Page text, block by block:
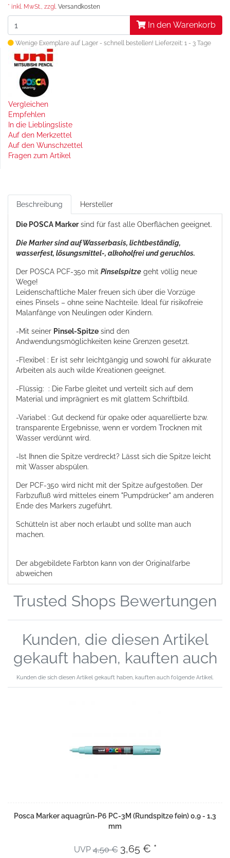
* inkl. MwSt., zzgl. Versandkosten
In den Warenkorb
Wenige Exemplare auf Lager - schnell bestellen! Lieferzeit: 1 - 3 Tage
Vergleichen
Empfehlen
In die Lieblingsliste
Auf den Merkzettel
Auf den Wunschzettel
Fragen zum Artikel
Beschreibung Hersteller
Die POSCA Markersind für fast alle Oberflächen geeignet.
Die Marker sind auf Wasserbasis, lichtbeständig,
wasserfest, lösungsmittel-, alkoholfrei und geruchlos.
Der POSCA PCF-350 mit Pinselspitze geht völlig neue
Wege!
Leidenschaftliche Maler freuen sich über die Vorzüge
eines Pinsels – ohne seine Nachteile. Ideal für risikofreie
Malanfänge von Neulingen oder Kindern.
-Mit seiner Pinsel-Spitze sind den
Andwendungsmöglichkeiten keine Grenzen gesetzt.
-Flexibel : Er ist sehr leichtgängig und sowohl für akkurate
Arbeiten als auch wilde Kreationen geeignet.
-Flüssig: : Die Farbe gleitet und verteilt sich auf dem
Material und imprägniert es mit glattem Schriftbild.
-Variabel : Gut deckend für opake oder aquarellierte bzw.
transparente Ergebnisse, wenn er vordem Trocknen mit
Wasser verdünnt wird.
-Ist Ihnen die Spitze verdreckt? Lässt sich die Spitze leicht
mit Wasser abspülen.
Der PCF-350 wird nicht mit der Spitze aufgestoßen. Der
Farbzufluß wird mitteles einem "Pumpdrücker" am anderen
Ende des Markers zugeführt.
Schütteln ist aber noch erlaubt und sollte man auch
machen.
Der abgebildete Farbton kann von der Originalfarbe
abweichen
Trusted Shops Bewertungen
Kunden, die diesen Artikel
gekauft haben, kauften auch
Kunden die sich diesen Artikel gekauft haben, kauften auch folgende Artikel.
Posca Marker aquagrün-P6 PC-3M (Rundspitze fein) 0,9 - 1,3
mm
UVP4,50 € 3,65 € *